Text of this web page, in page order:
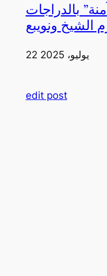
بالدراجات
الشيخ ونويبع
22 يوليو، 2025
edit post